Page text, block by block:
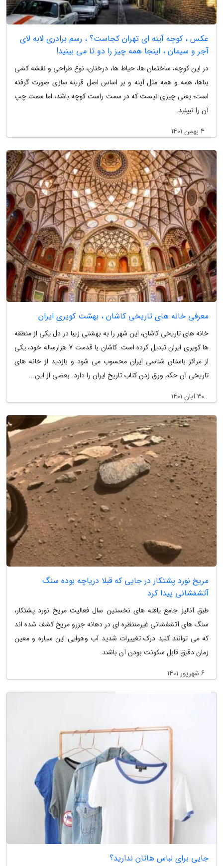
عکس ، کوچه آینه ای تهران کجاست؟ ، رسم برادری لابه لای
آجر و سیمان ، اینجا همه چیز را دو تا می بینید!
در این کوچه، ساختمان ها، حیاط ها، درختان، نوع طراحی و نقشه کشی
بناها، همه و همه مثل آینه و بر اساس اصل قرینه سازی صورت گرفته
است؛ یعنی چیزی نیست که در سمت راست کوچه باشد، اما سمت چپ
آن را نبینید.
4 بهمن 1401
معرفی خانه های تاریخی کاشان ، بهشت کویری ایران
خانه های تاریخی کاشان، این شهر را به بهشتی زیبا در دل یکی از منطقه
ها کویری ایران تبدیل کرده است. کاشان با قدمت 7 هزارساله خود، یکی
از مراکز باستان شناسی ایران محسوب می شود و بازدید از خانه های
تاریخی آن حکم ورق زدن کتاب تاریخ ایران را دارد. بعضی از این...
30 آبان 1401
مریخ نورد پشتکار در جایی که قبلا دریاچه بوده سنگ
آتشفشانی پیدا کرد
طبق آنالیز جامع یافته های نخستین سال فعالیت مریخ نورد پشتکار،
سنگ های آتشفشانی غیرمنتظره ای در دهانه جزرو مریخ کشف شده اند
که می توانند کلید درک تغییرات شدید آب وهوایی این سیاره و معین
زمان دقیق قابل سکونت بودن آن باشند.
6 شهریور 1401
جایی برای لباس هاتان ندارید؟